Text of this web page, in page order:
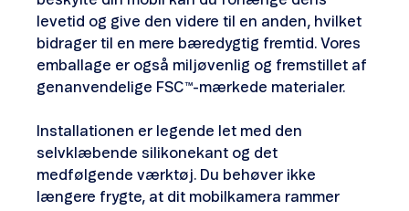
levetid og give den videre til en anden, hvilket
bidrager til en mere bæredygtig fremtid. Vores
emballage er også miljøvenlig og fremstillet af
genanvendelige FSC™-mærkede materialer.
Installationen er legende let med den
selvklæbende silikonekant og det
medfølgende værktøj. Du behøver ikke
længere frygte, at dit mobilkamera rammer